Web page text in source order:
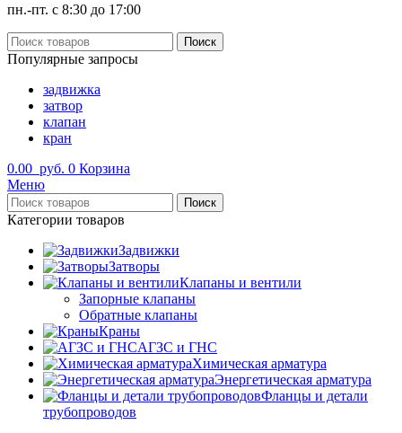
пн.-пт. с 8:30 до 17:00
Поиск
Популярные запросы
задвижка
затвор
клапан
кран
0.00 руб. 0 Корзина
Меню
Поиск
Категории товаров
Задвижки
Затворы
Клапаны и вентили
Запорные клапаны
Обратные клапаны
Краны
АГЗС и ГНС
Химическая арматура
Энергетическая арматура
Фланцы и детали
трубопроводов